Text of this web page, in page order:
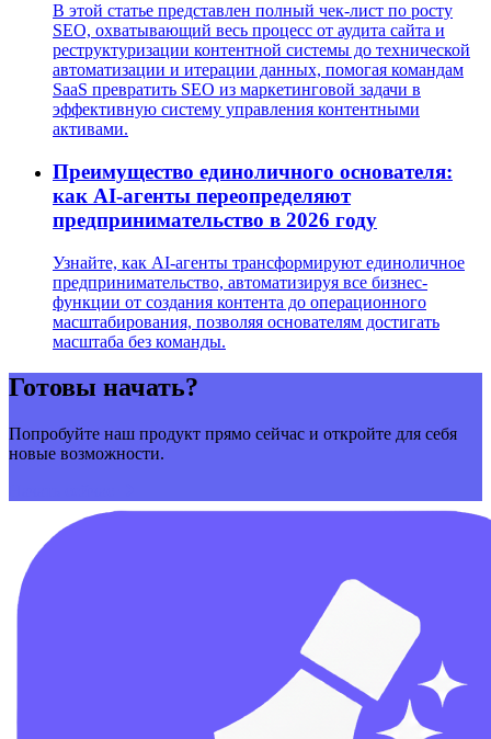
В этой статье представлен полный чек-лист по росту
SEO, охватывающий весь процесс от аудита сайта и
реструктуризации контентной системы до технической
автоматизации и итерации данных, помогая командам
SaaS превратить SEO из маркетинговой задачи в
эффективную систему управления контентными
активами.
Преимущество единоличного основателя:
как AI-агенты переопределяют
предпринимательство в 2026 году
Узнайте, как AI-агенты трансформируют единоличное
предпринимательство, автоматизируя все бизнес-
функции от создания контента до операционного
масштабирования, позволяя основателям достигать
масштаба без команды.
Готовы начать?
Попробуйте наш продукт прямо сейчас и откройте для себя
новые возможности.